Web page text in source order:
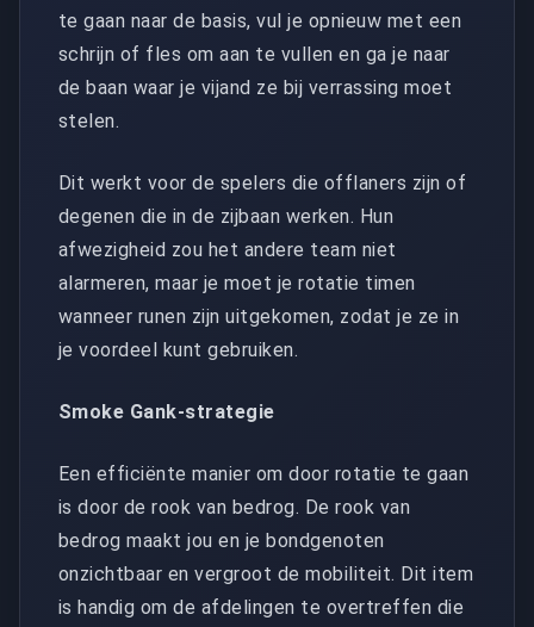
te gaan naar de basis, vul je opnieuw met een
schrijn of fles om aan te vullen en ga je naar
de baan waar je vijand ze bij verrassing moet
stelen.
Dit werkt voor de spelers die offlaners zijn of
degenen die in de zijbaan werken. Hun
afwezigheid zou het andere team niet
alarmeren, maar je moet je rotatie timen
wanneer runen zijn uitgekomen, zodat je ze in
je voordeel kunt gebruiken.
Smoke Gank-strategie
Een efficiënte manier om door rotatie te gaan
is door de rook van bedrog. De rook van
bedrog maakt jou en je bondgenoten
onzichtbaar en vergroot de mobiliteit. Dit item
is handig om de afdelingen te overtreffen die